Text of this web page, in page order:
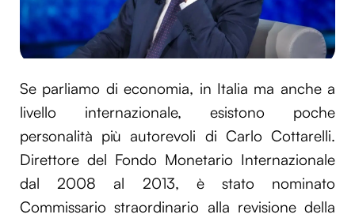
Se parliamo di economia, in Italia ma anche a
livello internazionale, esistono poche
personalità più autorevoli di Carlo Cottarelli.
Direttore del Fondo Monetario Internazionale
dal 2008 al 2013, è stato nominato
Commissario straordinario alla revisione della